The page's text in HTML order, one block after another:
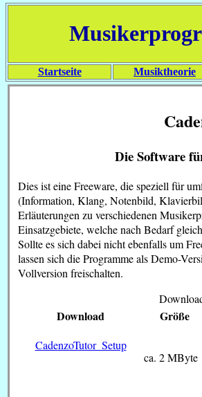
Startseite Musiktheorie
Die Software
Dies ist eine Freeware, die speziell für
(Information, Klang, Notenbild,
Erläuterungen zu verschiedenen
Einsatzgebiete, welche nach Bedarf
Sollte es sich dabei nicht ebenfalls um
lassen sich die Programme als Demo-
Vollversion freischalten.
Download Größe
CadenzoTutor_Setup
ca. 2 MByte